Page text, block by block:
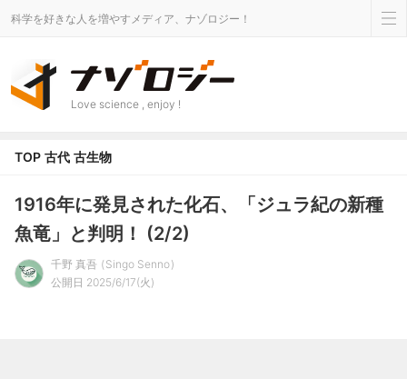
科学を好きな人を増やすメディア、ナゾロジー！
Love science , enjoy !
TOP 古代 古生物
1916年に発見された化石、「ジュラ紀の新種
魚竜」と判明！ (2/2)
千野 真吾
Singo Senno
公開日 2025/6/17(火)